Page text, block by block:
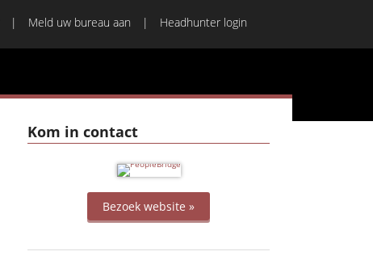
Meld uw bureau aan Headhunter login
Kom in contact
Bezoek website »